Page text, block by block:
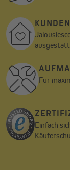
Für
Einfach